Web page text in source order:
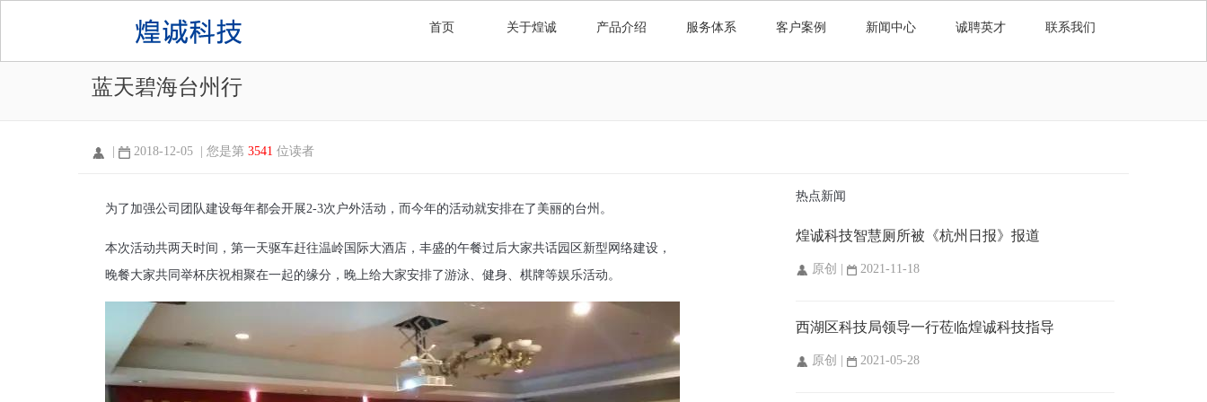
首页 关于煌诚 产品介绍 服务体系 客户案例 新闻中心 诚聘英才 联系我们
蓝天碧海台州行
2018-12-05 | 您是第 3541 位读者
为了加强公司团队建设每年都会开展2-3次户外活动，而今年的活动就安排在了美丽的台州。
本次活动共两天时间，第一天驱车赶往温岭国际大酒店，丰盛的午餐过后大家共话园区新型网络建设，
晚餐大家共同举杯庆祝相聚在一起的缘分，晚上给大家安排了游泳、健身、棋牌等娱乐活动。
热点新闻
煌诚科技智慧厕所被《杭州日报》报道
原创 | 2021-11-18
西湖区科技局领导一行莅临煌诚科技指导
原创 | 2021-05-28